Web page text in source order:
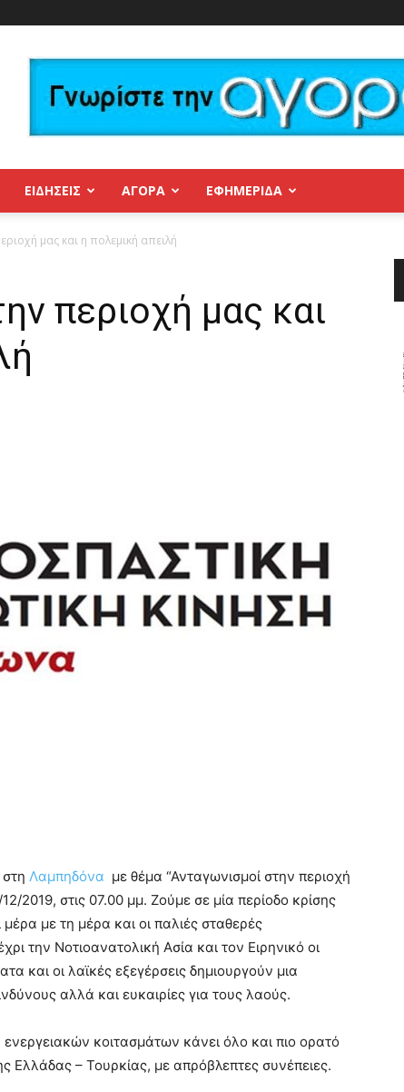
ΕΙΔΗΣΕΙΣ ΑΓΟΡΑ ΕΦΗΜΕΡΊΔΑ
μας και η πολεμική απειλή
περιοχή μας και
Λαμπηδόνα με θέμα “Ανταγωνισμοί στην περιοχή
2019, στις 07.00 μμ. Ζούμε σε μία περίοδο κρίσης
με τη μέρα και οι παλιές σταθερές
την Νοτιοανατολική Ασία και τον Ειρηνικό οι
και οι λαϊκές εξεγέρσεις δημιουργούν μια
αλλά και ευκαιρίες για τους λαούς.
κοιτασμάτων κάνει όλο και πιο ορατό
Ελλάδας – Τουρκίας, με απρόβλεπτες συνέπειες.